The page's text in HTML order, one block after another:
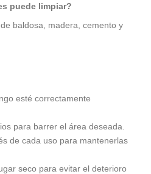
puede limpiar?
baldosa, madera, cemento y
esté correctamente
para barrer el área deseada.
de cada uso para mantenerlas
seco para evitar el deterioro